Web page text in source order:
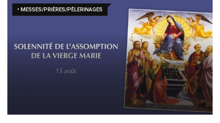
• MESSES/PRIÈRES/PÈLERINAGES